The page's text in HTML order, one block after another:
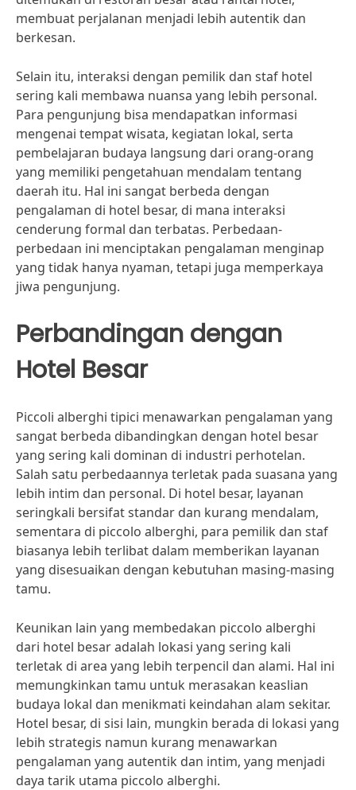
membuat perjalanan menjadi lebih autentik dan
berkesan.
Selain itu, interaksi dengan pemilik dan staf hotel
sering kali membawa nuansa yang lebih personal.
Para pengunjung bisa mendapatkan informasi
mengenai tempat wisata, kegiatan lokal, serta
pembelajaran budaya langsung dari orang-orang
yang memiliki pengetahuan mendalam tentang
daerah itu. Hal ini sangat berbeda dengan
pengalaman di hotel besar, di mana interaksi
cenderung formal dan terbatas. Perbedaan-
perbedaan ini menciptakan pengalaman menginap
yang tidak hanya nyaman, tetapi juga memperkaya
jiwa pengunjung.
Perbandingan dengan
Hotel Besar
Piccoli alberghi tipici menawarkan pengalaman yang
sangat berbeda dibandingkan dengan hotel besar
yang sering kali dominan di industri perhotelan.
Salah satu perbedaannya terletak pada suasana yang
lebih intim dan personal. Di hotel besar, layanan
seringkali bersifat standar dan kurang mendalam,
sementara di piccolo alberghi, para pemilik dan staf
biasanya lebih terlibat dalam memberikan layanan
yang disesuaikan dengan kebutuhan masing-masing
tamu.
Keunikan lain yang membedakan piccolo alberghi
dari hotel besar adalah lokasi yang sering kali
terletak di area yang lebih terpencil dan alami. Hal ini
memungkinkan tamu untuk merasakan keaslian
budaya lokal dan menikmati keindahan alam sekitar.
Hotel besar, di sisi lain, mungkin berada di lokasi yang
lebih strategis namun kurang menawarkan
pengalaman yang autentik dan intim, yang menjadi
daya tarik utama piccolo alberghi.